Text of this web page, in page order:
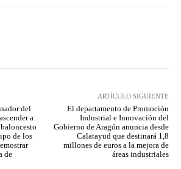
del
a
de los
de
ARTÍCULO SIGUIENTE
El departamento de Promoción
Industrial e Innovación del
Gobierno de Aragón anuncia desde
Calatayud que destinará 1,8
millones de euros a la mejora de
áreas industriales